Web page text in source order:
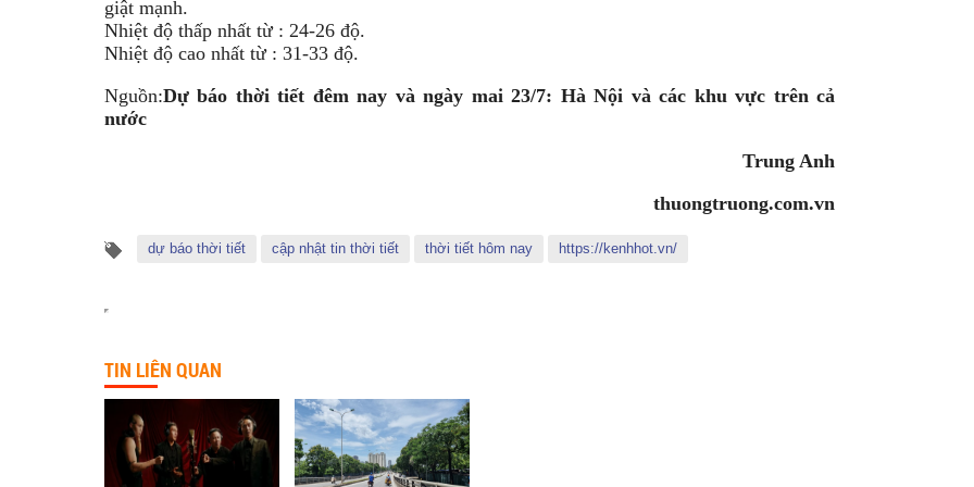
giật mạnh.
Nhiệt độ thấp nhất từ : 24-26 độ.
Nhiệt độ cao nhất từ : 31-33 độ.
Nguồn:Dự báo thời tiết đêm nay và ngày mai 23/7: Hà Nội và các khu vực trên cả
nước
Trung Anh
thuongtruong.com.vn
dự báo thời tiết cập nhật tin thời tiết thời tiết hôm nay https://kenhhot.vn/
TIN LIÊN QUAN